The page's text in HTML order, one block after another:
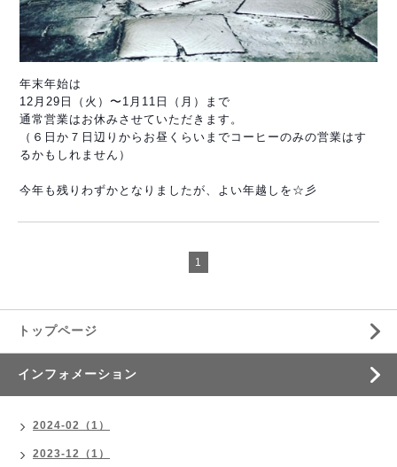
年末年始は
12月29日（火）〜1月11日（月）まで
通常営業はお休みさせていただきます。
（６日か７日辺りからお昼くらいまでコーヒーのみの営業はす
るかもしれません）
今年も残りわずかとなりましたが、よい年越しを☆彡
1
トップページ
インフォメーション
2024-02（1）
2023-12（1）